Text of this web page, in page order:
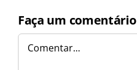
Faça um comentário
Comentar